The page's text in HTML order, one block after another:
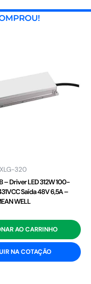
XLG-320
Driver LED 312W 100-
Saída 48V 6,5A –
WELL
AO CARRINHO
NA COTAÇÃO